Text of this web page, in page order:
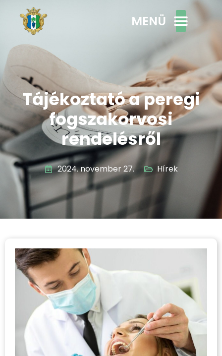
MENÜ
Tájékoztató a peregi
fogszakorvosi
rendelésről
2024. november 27. Hírek